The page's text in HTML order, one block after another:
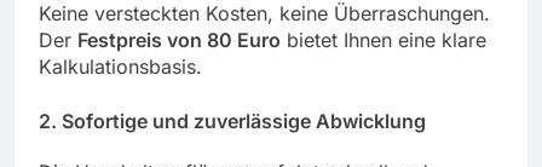
Keine versteckten Kosten, keine Überraschungen.
Der Festpreis von 80 Euro bietet Ihnen eine klare
Kalkulationsbasis.
2. Sofortige und zuverlässige Abwicklung